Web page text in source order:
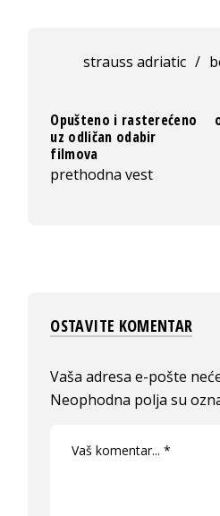
strauss adriatic /
Opušteno i rasterećeno
uz odličan odabir
filmova
prethodna vest
OSTAVITE KOMENTAR
Vaša adresa e-pošte
Neophodna polja su